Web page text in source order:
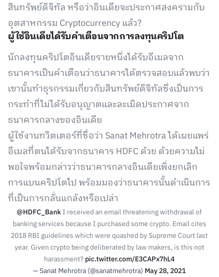
สินทรัพย์ดิจิทัล หรือว่าอินเดียจะประกาศสงครามกับ
อุตสาหกรรม Cryptocurrency แล้ว?
ผู้ใช้อินเดียได้รับคำเตือนจากการลงทุนคริปโต
นักลงทุนคริปโตอินเดียรายหนึ่งได้รับอีเมลจาก
ธนาคารเป็นคำเตือนว่าธนาคารได้ตรวจสอบแล้วพบว่า
เขานั้นทำธุรกรรมเกี่ยวกับสินทรัพย์ดิจิทัลซึ่งเป็นการ
กระทำที่ไม่ได้รับอนุญาตและละเมิดประกาศจาก
ธนาคารกลางของอินเดีย
ผู้ใช้งานทวิตเตอร์ที่ชื่อว่า Sanat Mehrotra ได้เผยแพร่
อีเมลที่ตนได้รับจากธนาคาร HDFC ด้วย ด้วยความไม่
พอใจพร้อมกล่าวว่าธนาคารกลางอินเดียเพิ่งยกเลิก
การแบนคริปโตไป พร้อมมองว่าธนาคารนั้นดำเนินการ
ที่เป็นการกลั่นแกล้งหรือเปล่า
@HDFC_BankI received an email threatening withdrawal of
banking services because I purchased some crypto. Email cites
2018 RBI guidelines which were quashed by Supreme Court last
year. Given crypto being deliberated by law makers, is this not
harassment? pic.twitter.com/E3CAPx7hL4
— Sanat Mehrotra (@sanatmehrotra) May 28, 2021